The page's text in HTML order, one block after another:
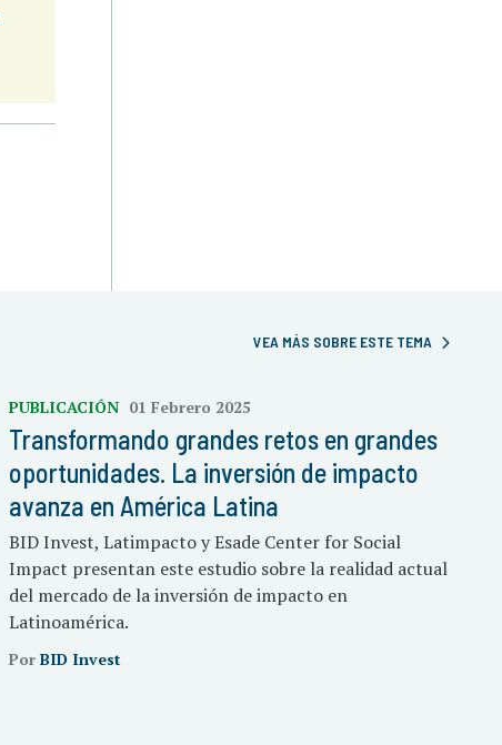
VEA MÁS SOBRE ESTE TEMA
PUBLICACIÓN 01 Febrero 2025
Transformando grandes retos en grandes
oportunidades. La inversión de impacto
avanza en América Latina
BID Invest, Latimpacto y Esade Center for Social
Impact presentan este estudio sobre la realidad actual
del mercado de la inversión de impacto en
Latinoamérica.
PorBID Invest